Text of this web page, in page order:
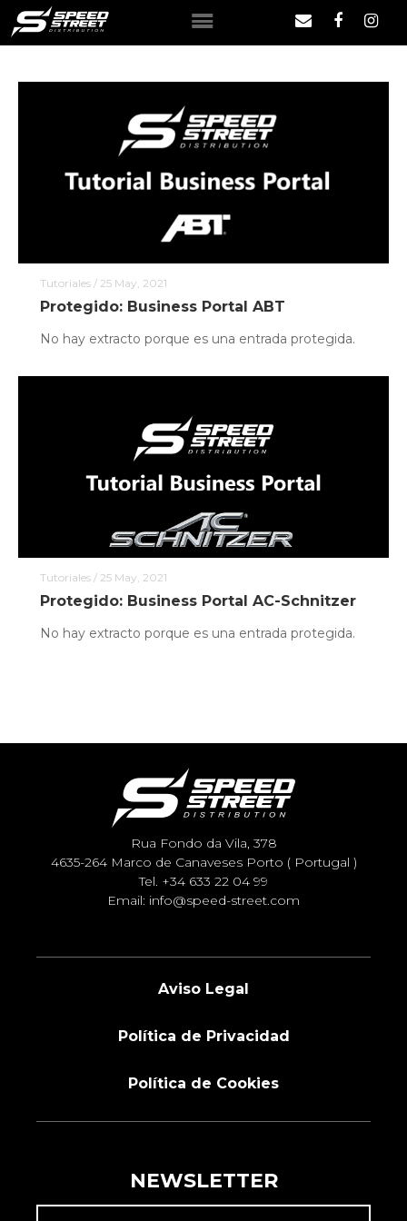
QUIÉNES SOMOS
MARCAS
NOTICIAS
CONTACTO
Tutoriales / 25 May, 2021
Protegido: Business Portal ABT
No hay extracto porque es una entrada protegida.
Tutoriales / 25 May, 2021
Protegido: Business Portal AC-Schnitzer
No hay extracto porque es una entrada protegida.
Rua Fondo da Vila, 378
4635-264 Marco de Canaveses Porto ( Portugal )
Tel. +34 633 22 04 99
Email: info@speed-street.com
Aviso Legal
Política de Privacidad
Política de Cookies
NEWSLETTER